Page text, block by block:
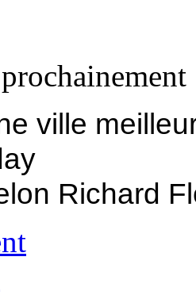
ville
Richard